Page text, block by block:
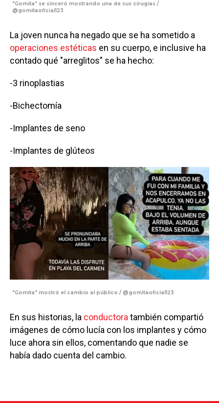
"Gomita" se sinceró mostrando una de sus cirugías /
@gomitaoficial123
La joven nunca ha negado que se ha sometido a
operaciones estéticas en su cuerpo, e inclusive ha
contado qué "arreglitos" se ha hecho:
-3 rinoplastias
-Bichectomía
-Implantes de seno
-Implantes de glúteos
"Gomita" mostró el cambio al público / @gomitaoficial123
En sus historias, la conductora también compartió
imágenes de cómo lucía con los implantes y cómo
luce ahora sin ellos, comentando que nadie se
había dado cuenta del cambio.